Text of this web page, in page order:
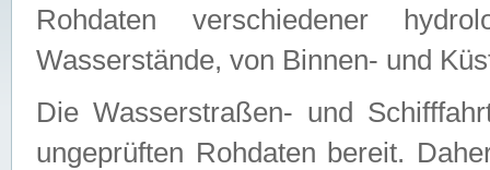
Rohdaten verschiedener
Wasserstände, von Binnen- und
Die Wasserstraßen- und
ungeprüften Rohdaten bereit.